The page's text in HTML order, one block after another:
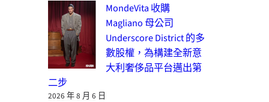
MondeVita 收購
Magliano 母公司
Underscore District 的多
數股權，為構建全新意
大利奢侈品平台邁出第
二步
2026 年 8 月 6 日